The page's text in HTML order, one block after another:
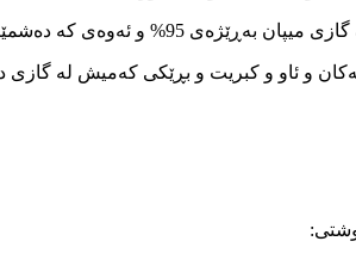
و ئاو و كبریت و بڕێكی‌ كه‌میش له‌